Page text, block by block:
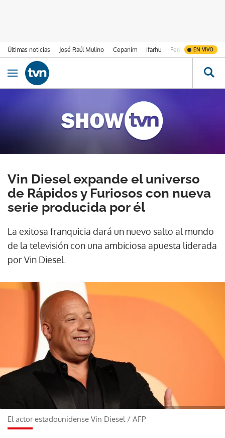
Últimas noticias José Raúl Mulino Cepanim Ifarhu Fenómeno de El
EN VIVO
Ir al contenido
Obrir navegació
Vin Diesel expande el universo
de Rápidos y Furiosos con nueva
serie producida por él
La exitosa franquicia dará un nuevo salto al mundo
de la televisión con una ambiciosa apuesta liderada
por Vin Diesel.
El actor estadounidense Vin Diesel / AFP